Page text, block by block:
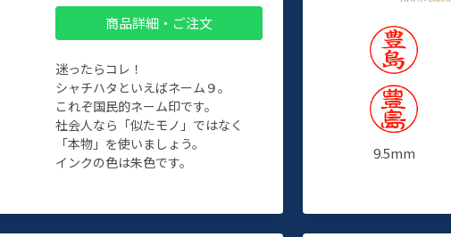
商品詳細・ご注文
迷ったらコレ！
シャチハタといえばネーム９。
これぞ国民的ネーム印です。
社会人なら「似たモノ」ではなく
「本物」を使いましょう。
インクの色は朱色です。
9.5mm